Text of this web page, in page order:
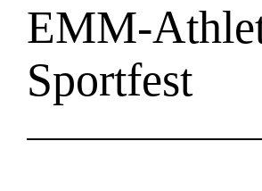
EMM-
Sportfest